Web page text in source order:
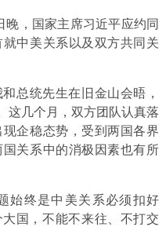
，国家主席习近平应约同
中美关系以及双方共同关
总统先生在旧金山会晤，
这几个月，双方团队认真落
企稳态势，受到两国各界
关系中的消极因素也有所
始终是中美关系必须扣好
国，不能不来往、不打交